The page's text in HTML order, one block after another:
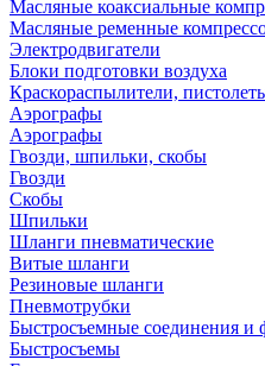
Масляные коаксиальные
Масляные ременные
Электродвигатели
Блоки подготовки воздуха
Краскораспылители,
Аэрографы
Аэрографы
Гвозди, шпильки, скобы
Гвозди
Скобы
Шпильки
Шланги пневматические
Витые шланги
Резиновые шланги
Пневмотрубки
Быстросъемные соединения и
Быстросъемы